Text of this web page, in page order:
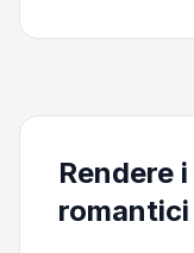
Rendere